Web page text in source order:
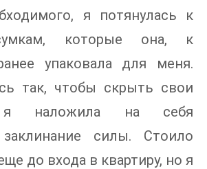
я потянулась к
которые она, к
упаковала для меня.
так, чтобы скрыть свои
я наложила на себя
заклинание силы. Стоило
до входа в квартиру, но я